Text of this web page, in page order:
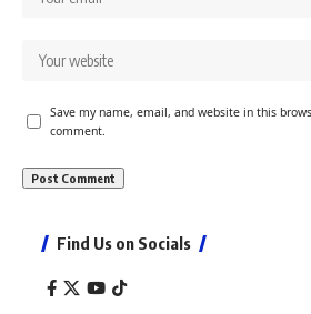
Save my name, email, and website in this
comment.
Find Us on Socials